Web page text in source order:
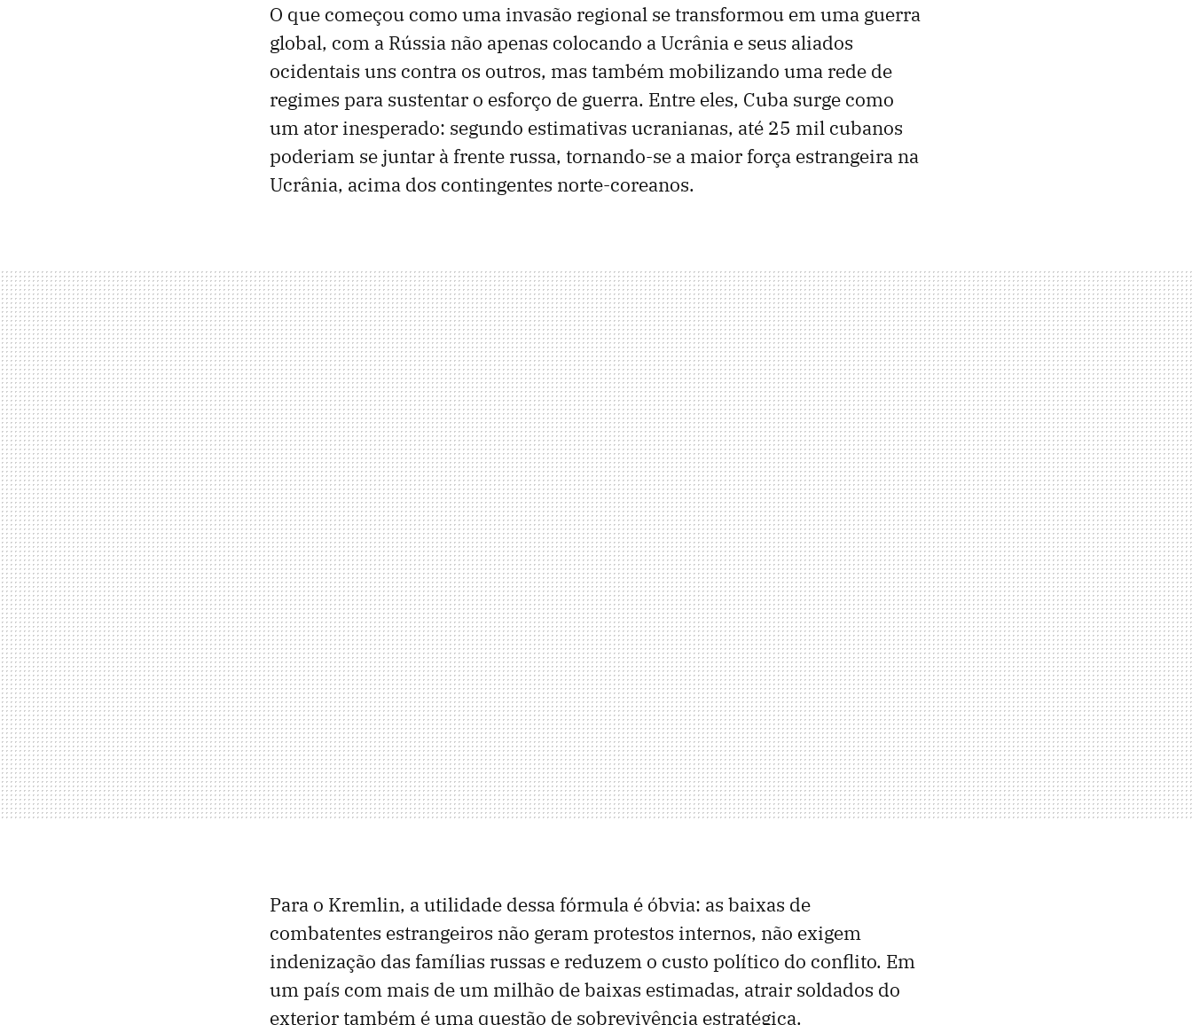
O que começou como uma invasão regional se transformou em uma guerra
global, com a Rússia não apenas colocando a Ucrânia e seus aliados
ocidentais uns contra os outros, mas também mobilizando uma rede de
regimes para sustentar o esforço de guerra. Entre eles, Cuba surge como
um ator inesperado: segundo estimativas ucranianas, até 25 mil cubanos
poderiam se juntar à frente russa, tornando-se a maior força estrangeira na
Ucrânia, acima dos contingentes norte-coreanos.
Para o Kremlin, a utilidade dessa fórmula é óbvia: as baixas de
combatentes estrangeiros não geram protestos internos, não exigem
indenização das famílias russas e reduzem o custo político do conflito. Em
um país com mais de um milhão de baixas estimadas, atrair soldados do
exterior também é uma questão de sobrevivência estratégica.